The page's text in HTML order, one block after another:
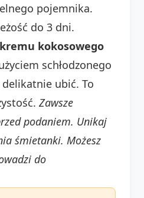
pojemnika.
do 3 dni.
kokosowego
schłodzonego
ubić. To
Zawsze
podaniem. Unikaj
śmietanki. Możesz
do